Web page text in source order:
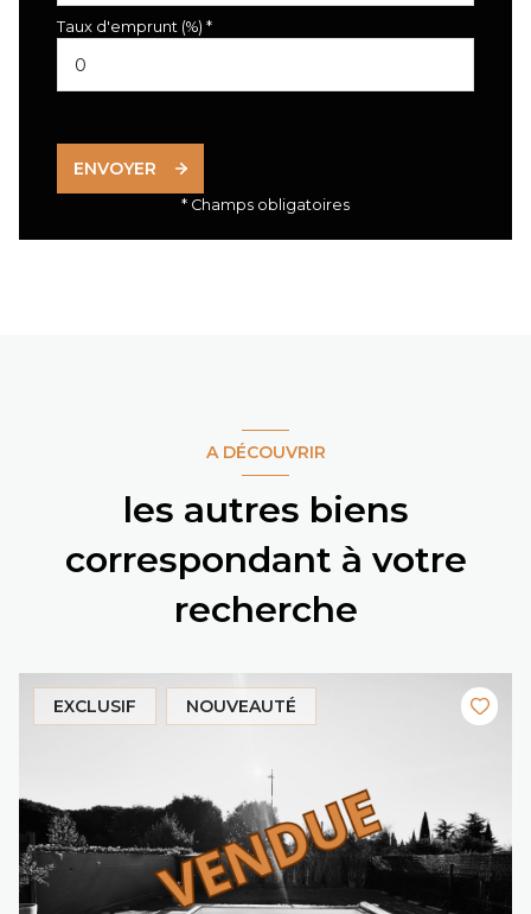
Taux d'emprunt (%) *
ENVOYER
* Champs obligatoires
A DÉCOUVRIR
les autres biens
correspondant à votre
recherche
EXCLUSIF NOUVEAUTÉ